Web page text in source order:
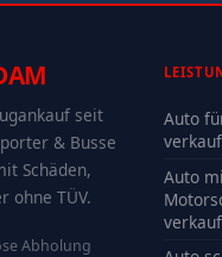
seit
& Busse
Schäden,
ohne TÜV.
Abholung
Auto
Auto